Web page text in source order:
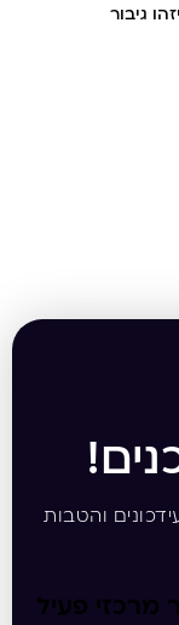
גיבור
והטבות
מרכזי פעיל